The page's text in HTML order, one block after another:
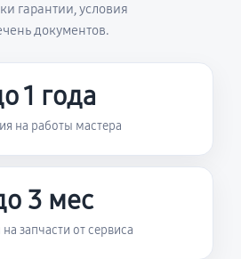
гарантии, условия
документов.
1 года
на работы мастера
3 мес
на запчасти от сервиса